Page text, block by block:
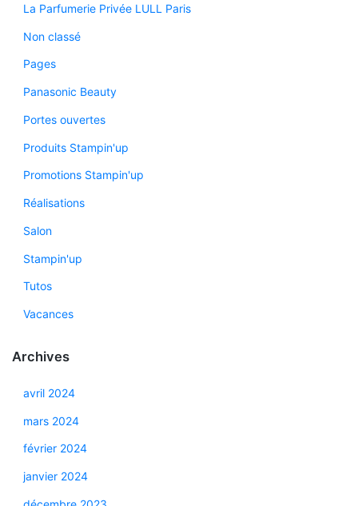
La Parfumerie Privée LULL Paris
Non classé
Pages
Panasonic Beauty
Portes ouvertes
Produits Stampin'up
Promotions Stampin'up
Réalisations
Salon
Stampin'up
Tutos
Vacances
Archives
avril 2024
mars 2024
février 2024
janvier 2024